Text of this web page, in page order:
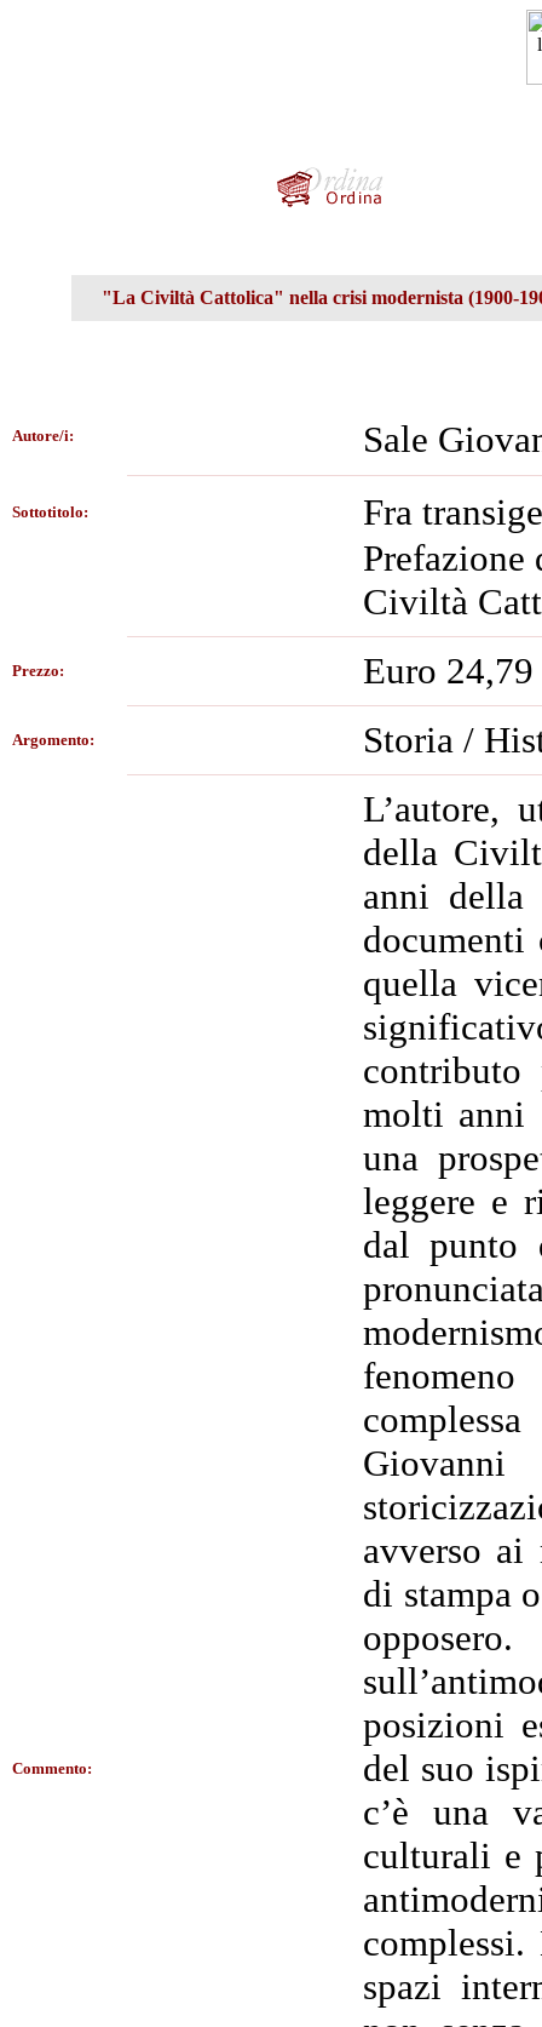
"La Civiltà Cattolica" nella crisi modernista (1900-
Autore/i: Sale
Sottotitolo:
Fra
Prefazione
Civiltà
Prezzo: Euro 24,79
Argomento: Storia /
Commento:
L’autore,
della
anni della
quella
molti anni
una
leggere e
dal punto
avverso
di stampa
posizioni
del suo
c’è una
culturali e
spazi